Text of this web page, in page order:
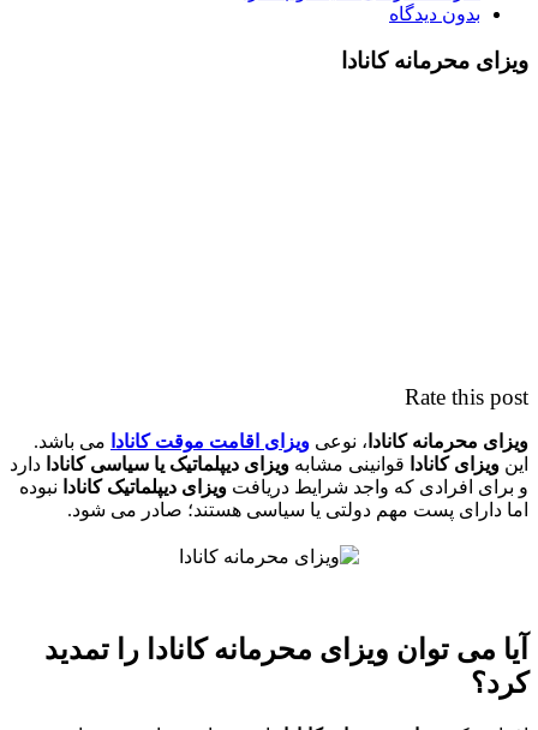
بدون دیدگاه
ویزای محرمانه کانادا
Rate this post
ویزای محرمانه کانادا ، نوعی ویزای اقامت موقت کانادا می باشد.
این ویزای کانادا قوانینی مشابه ویزای دیپلماتیک یا سیاسی کانادا دارد
و برای افرادی که واجد شرایط دریافت ویزای دیپلماتیک کانادا نبوده
اما دارای پست مهم دولتی یا سیاسی هستند؛ صادر می شود.
آیا می توان ویزای محرمانه کانادا را تمدید
کرد؟